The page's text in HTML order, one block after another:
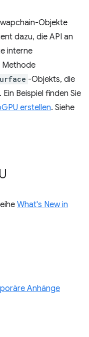
Objekte
dazu, die API an
interne
Methode
-Objekts, die
Beispiel finden Sie
erstellen. Siehe
What's New in
Anhänge